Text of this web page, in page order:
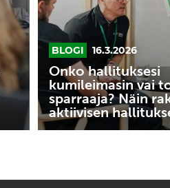
sparraaja?
Näin
rakennat
aktiivisen
hallituksen
BLOGI 16.3.2026
Onko hallituksesi
kumileimasin vai
sparraaja? Näin
aktiivisen